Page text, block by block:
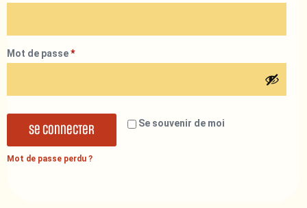
Mot de passe*
Se souvenir de moi
Se connecter
Mot de passe perdu ?